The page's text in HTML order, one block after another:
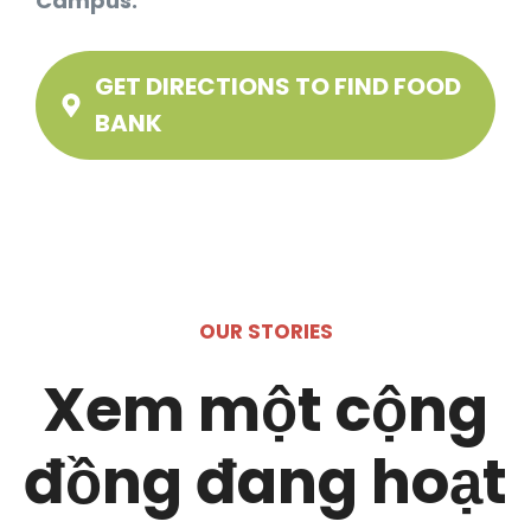
GET DIRECTIONS TO FIND FOOD
BANK
OUR STORIES
Xem một cộng
đồng đang hoạt